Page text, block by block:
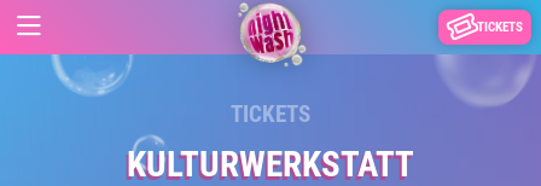
TICKETS
TICKETS
KULTURWERKSTATT